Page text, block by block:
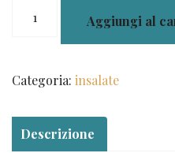
quantità
Aggiungi al
Categoria: insalate
Descrizione